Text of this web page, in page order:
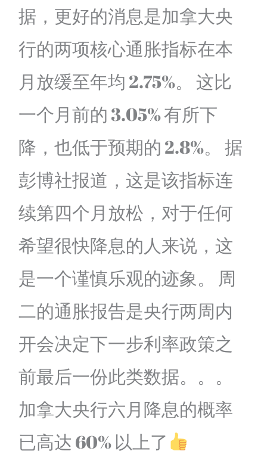
据，更好的消息是加拿大央
行的两项核心通胀指标在本
月放缓至年均 2.75%。 这比
一个月前的 3.05% 有所下
降，也低于预期的 2.8%。 据
彭博社报道，这是该指标连
续第四个月放松，对于任何
希望很快降息的人来说，这
是一个谨慎乐观的迹象。 周
二的通胀报告是央行两周内
开会决定下一步利率政策之
前最后一份此类数据。。。
加拿大央行六月降息的概率
已高达 60% 以上了